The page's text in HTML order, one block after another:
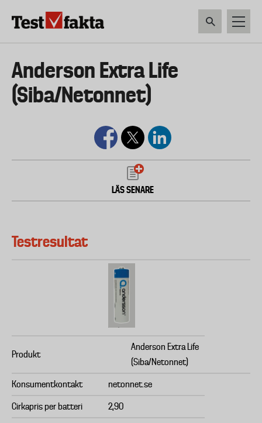
Huvudmeny
ny
Anderson Extra Life
(Siba/Netonnet)
LÄS SENARE
Testresultat
Produkt
Anderson Extra Life
(Siba/Netonnet)
Konsumentkontakt netonnet.se
Cirkapris per batteri 2,90